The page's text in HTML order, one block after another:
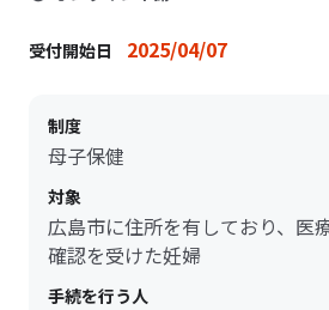
受付開始日 2025/04/07
制度
母子保健
対象
広島市に住所を有しており、医
確認を受けた妊婦
手続を行う人